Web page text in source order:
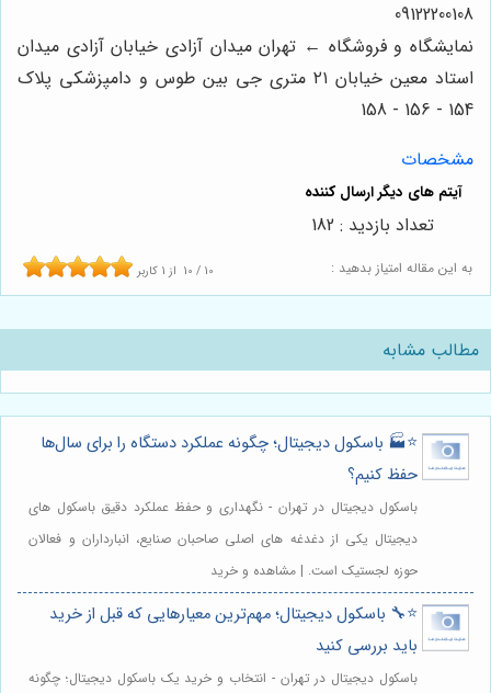
09122200108
نمایشگاه و فروشگاه ← تهران میدان آزادی خیابان آزادی میدان
استاد معین خیابان ۲۱ متری جی بین طوس و دامپزشکی پلاک
154 - 156 - 158
مشخصات
به این مقاله امتیاز بدهید : 10 / 10 از1 کاربر
تعداد بازدید : 182
مطالب مشابه
⭐️🏭 باسکول دیجیتال؛ چگونه عملکرد دستگاه را برای سال‌ها
حفظ کنیم؟
باسکول دیجیتال در تهران - نگهداری و حفظ عملکرد دقیق باسکول های
دیجیتال یکی از دغدغه های اصلی صاحبان صنایع، انبارداران و فعالان
حوزه لجستیک است. | مشاهده و خرید
⭐️🔧 باسکول دیجیتال؛ مهم‌ترین معیارهایی که قبل از خرید
باید بررسی کنید
باسکول دیجیتال در تهران - انتخاب و خرید یک باسکول دیجیتال؛ چگونه